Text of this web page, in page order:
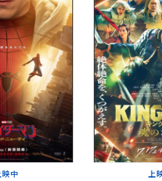
ト購入
なりたい作品を選択しご購入くだ
ルを確認する
と通話が可能です。
映中 上